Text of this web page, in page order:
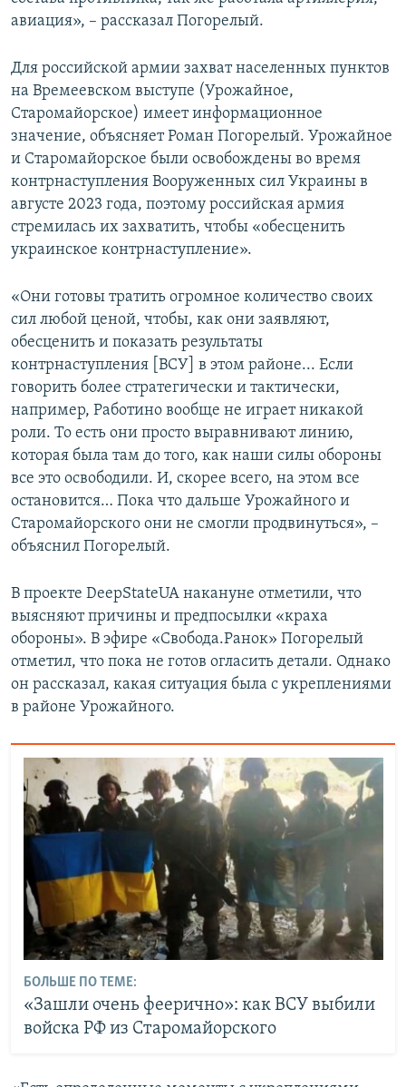
авиация», – рассказал Погорелый.
Для российской армии захват населенных пунктов
на Времеевском выступе (Урожайное,
Старомайорское) имеет информационное
значение, объясняет Роман Погорелый. Урожайное
и Старомайорское были освобождены во время
контрнаступления Вооруженных сил Украины в
августе 2023 года, поэтому российская армия
стремилась их захватить, чтобы «обесценить
украинское контрнаступление».
«Они готовы тратить огромное количество своих
сил любой ценой, чтобы, как они заявляют,
обесценить и показать результаты
контрнаступления [ВСУ] в этом районе... Если
говорить более стратегически и тактически,
например, Работино вообще не играет никакой
роли. То есть они просто выравнивают линию,
которая была там до того, как наши силы обороны
все это освободили. И, скорее всего, на этом все
остановится… Пока что дальше Урожайного и
Старомайорского они не смогли продвинуться», –
объяснил Погорелый.
В проекте DeepStateUA накануне отметили, что
выясняют причины и предпосылки «краха
обороны». В эфире «Свобода.Ранок» Погорелый
отметил, что пока не готов огласить детали. Однако
он рассказал, какая ситуация была с укреплениями
в районе Урожайного.
БОЛЬШЕ ПО ТЕМЕ:
«Зашли очень феерично»: как ВСУ выбили
войска РФ из Старомайорского